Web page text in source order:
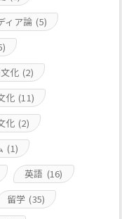
ィア論 (5)
化 (2)
化 (11)
化 (2)
(1)
英語 (16)
留学 (35)